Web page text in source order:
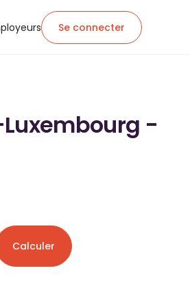
Se connecter
-
Calculer